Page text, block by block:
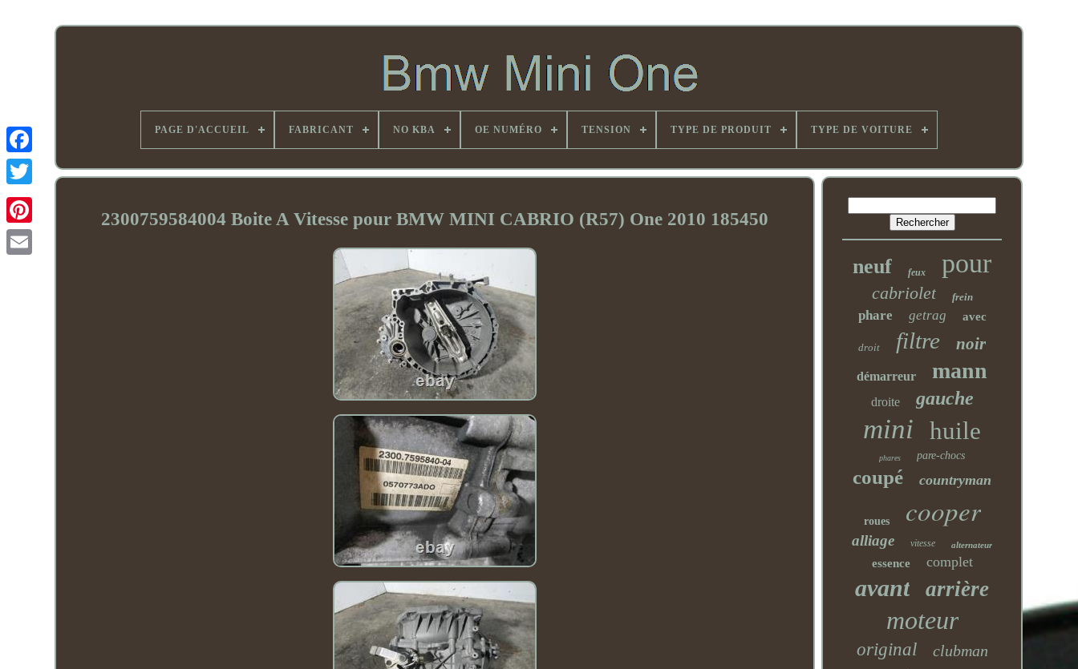
PAGE D'ACCUEIL FABRICANT NO KBA OE NUMÉRO TENSION TYPE DE PRODUIT TYPE DE VOITURE
2300759584004 Boite A Vitesse pour BMW MINI CABRIO (R57) One 2010 185450
neuf feux pour
cabriolet frein
phare getrag avec
droit filtre noir
démarreur mann
droite gauche
mini huile
phares pare-chocs
coupé countryman
roues cooper
alliage vitesse alternateur
essence complet
avant arrière
moteur
original clubman